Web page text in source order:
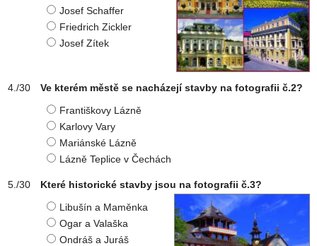
Josef Schaffer
Friedrich Zickler
Josef Zítek
Ve kterém městě se nacházejí stavby na fotografii č.2?
Františkovy Lázně
Karlovy Vary
Mariánské Lázně
Lázně Teplice v Čechách
Které historické stavby jsou na fotografii č.3?
Libušín a Maměnka
Ogar a Valaška
Ondráš a Juráš